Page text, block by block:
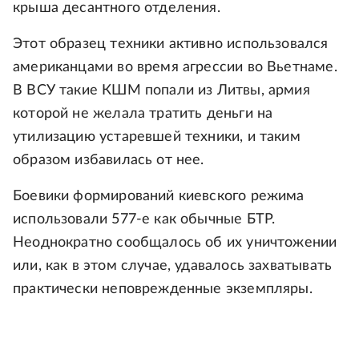
крыша десантного отделения.
Этот образец техники активно использовался
американцами во время агрессии во Вьетнаме.
В ВСУ такие КШМ попали из Литвы, армия
которой не желала тратить деньги на
утилизацию устаревшей техники, и таким
образом избавилась от нее.
Боевики формирований киевского режима
использовали 577-е как обычные БТР.
Неоднократно сообщалось об их уничтожении
или, как в этом случае, удавалось захватывать
практически неповрежденные экземпляры.